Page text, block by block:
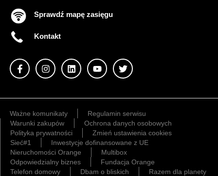
Sprawdź mapę zasięgu
Kontakt
Ważne komunikaty
Regulamin serwisu
Warunki zakupów
Ochrona danych osobowych
Polityka prywatności
Zmień ustawienia cookies
Sieć#1
Inwestycje dofinansowane z UE
Nieruchomości Orange
Multibox
Odpowiedzialny biznes
Fundacja Orange
Telefon domowy
Dbam o bliskich Razem dla planety